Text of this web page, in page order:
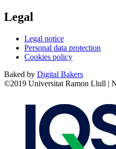
Legal
Legal notice
Personal data protection
Cookies policy
Baked by Digital Bakers
©2019 Universitat Ramon Llull |